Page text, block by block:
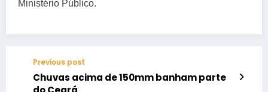
Ministério Público.
Previous post
Chuvas acima de 150mm banham parte